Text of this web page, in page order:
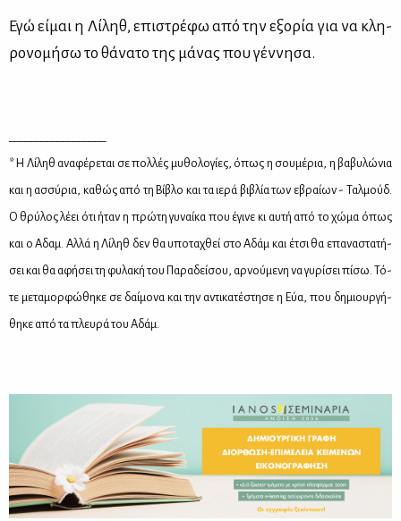
Εγώ εί­μαι η Λί­ληθ, επι­στρέ­φω από την εξο­ρία για να κλη­
ρο­νο­μή­σω το θά­να­το της μά­νας που γέν­νη­σα.
* Η Λί­ληθ ανα­φέ­ρε­ται σε πολ­λές μυ­θο­λο­γί­ες, όπως η σου­μέ­ρια, η βα­βυ­λώ­νια
και η ασ­σύ­ρια, κα­θώς από τη Βί­βλο και τα ιε­ρά βι­βλία των εβραί­ων - Ταλ­μούδ.
Ο θρύ­λος λέ­ει ότι ήταν η πρώ­τη γυ­ναί­κα που έγι­νε κι αυ­τή από το χώ­μα όπως
και ο Αδαμ. Αλ­λά η Λί­ληθ δεν θα υπο­τα­χθεί στο Αδάμ και έτσι θα επα­να­στα­τή­
σει και θα αφή­σει τη φυ­λα­κή του Πα­ρα­δεί­σου, αρ­νού­με­νη να γυ­ρί­σει πί­σω. Τό­
τε με­τα­μορ­φώ­θη­κε σε δαί­μο­να και την αντι­κα­τέ­στη­σε η Εύα, που δη­μιουρ­γή­
θη­κε από τα πλευ­ρά του Αδάμ.